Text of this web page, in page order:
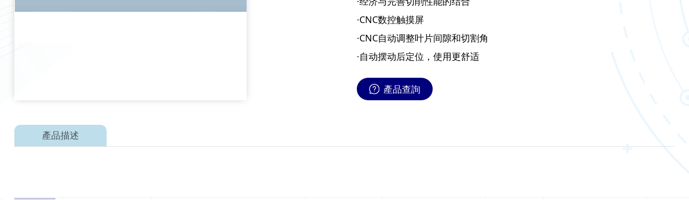
·CNC数控触摸屏
·CNC自动调整叶片间隙和切割角
·自动摆动后定位，使用更舒适
產品查詢
產品描述